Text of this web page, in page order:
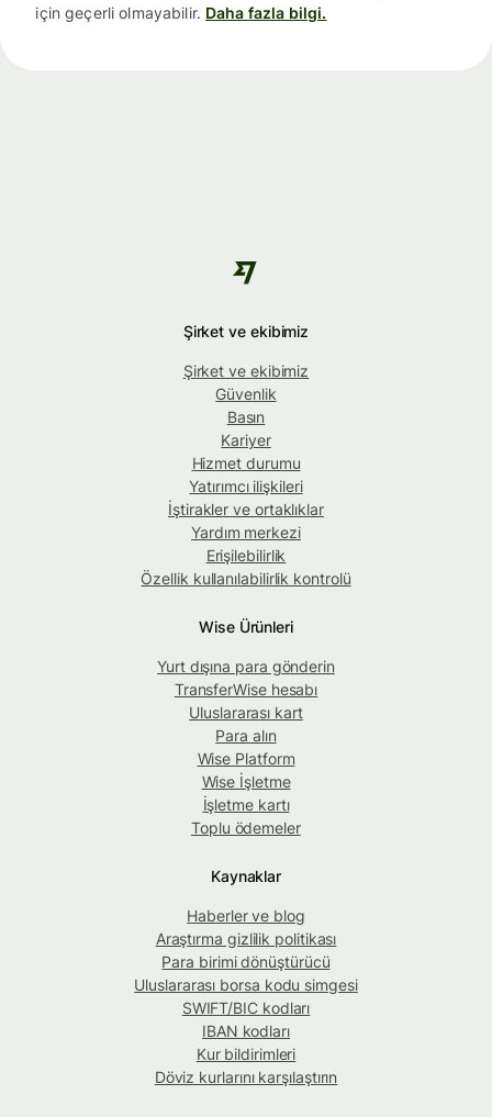
için geçerli olmayabilir. Daha fazla bilgi.
Şirket ve ekibimiz
Şirket ve ekibimiz
Güvenlik
Basın
Kariyer
Hizmet durumu
Yatırımcı ilişkileri
İştirakler ve ortaklıklar
Yardım merkezi
Erişilebilirlik
Özellik kullanılabilirlik kontrolü
Wise Ürünleri
Yurt dışına para gönderin
TransferWise hesabı
Uluslararası kart
Para alın
Wise Platform
Wise İşletme
İşletme kartı
Toplu ödemeler
Kaynaklar
Haberler ve blog
Araştırma gizlilik politikası
Para birimi dönüştürücü
Uluslararası borsa kodu simgesi
SWIFT/BIC kodları
IBAN kodları
Kur bildirimleri
Döviz kurlarını karşılaştırın